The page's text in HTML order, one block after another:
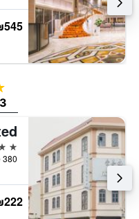
3 כוכבים
3 כוכבים